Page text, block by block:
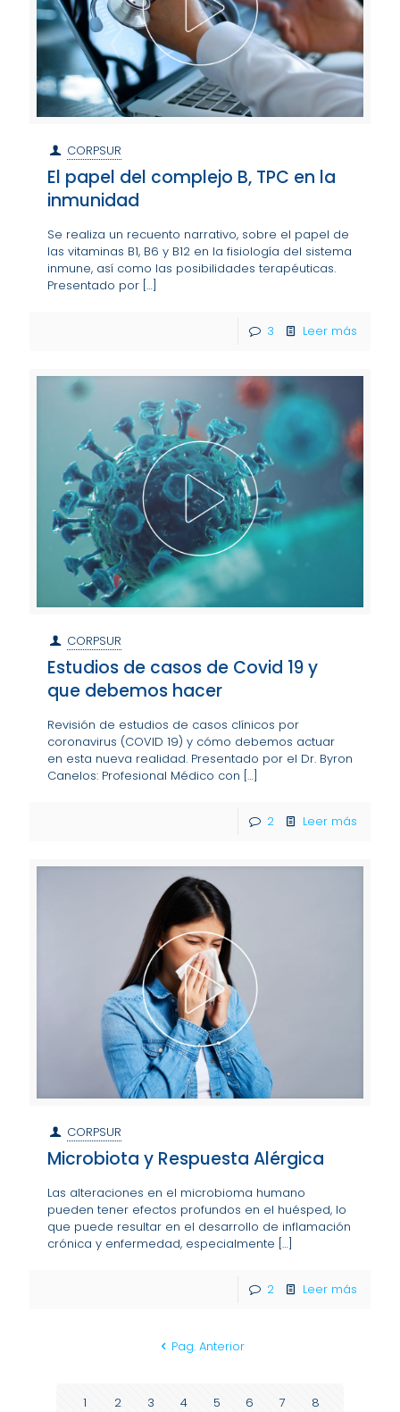
CORPSUR
El papel del complejo B, TPC en la
inmunidad
Se realiza un recuento narrativo, sobre el papel de
las vitaminas B1, B6 y B12 en la fisiología del sistema
inmune, así como las posibilidades terapéuticas.
Presentado por […]
3 Leer más
CORPSUR
Estudios de casos de Covid 19 y
que debemos hacer​​​​​​​
Revisión de estudios de casos clínicos por
coronavirus (COVID 19) y cómo debemos actuar
en esta nueva realidad. Presentado por el Dr. Byron
Canelos: Profesional Médico con […]
2 Leer más
CORPSUR
Microbiota y Respuesta Alérgica
Las alteraciones en el microbioma humano
pueden tener efectos profundos en el huésped, lo
que puede resultar en el desarrollo de inflamación
crónica y enfermedad, especialmente […]
2 Leer más
Pag. Anterior
1 2 3 4 5 6 7
8